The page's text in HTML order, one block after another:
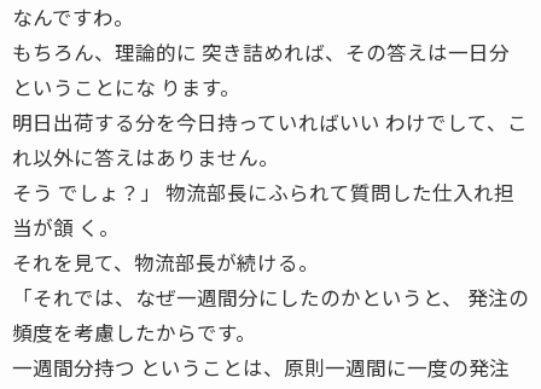
なんですわ。
もちろん、理論的に 突き詰めれば、その答えは一日分
ということにな ります。
明日出荷する分を今日持っていればいい わけでして、こ
れ以外に答えはありません。
そう でしょ？」 物流部長にふられて質問した仕入れ担
当が頷 く。
それを見て、物流部長が続ける。
「それでは、なぜ一週間分にしたのかというと、 発注の
頻度を考慮したからです。
一週間分持つ ということは、原則一週間に一度の発注